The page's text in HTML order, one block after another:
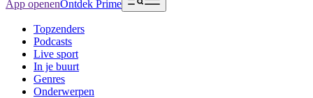
App openenOntdek Prime
Topzenders
Podcasts
Live sport
In je buurt
Genres
Onderwerpen